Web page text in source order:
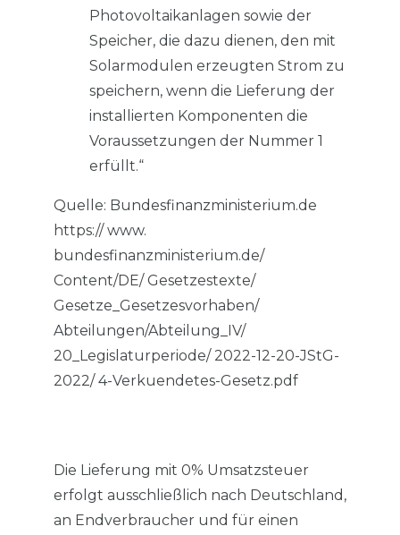
Photovoltaikanlagen sowie der
Speicher, die dazu dienen, den mit
Solarmodulen erzeugten Strom zu
speichern, wenn die Lieferung der
installierten Komponenten die
Voraussetzungen der Nummer 1
erfüllt.“
Quelle: Bundesfinanzministerium.de
https:// www.
bundesfinanzministerium.de/
Content/DE/ Gesetzestexte/
Gesetze_Gesetzesvorhaben/
Abteilungen/Abteilung_IV/
20_Legislaturperiode/ 2022-12-20-JStG-
2022/ 4-Verkuendetes-Gesetz.pdf
Die Lieferung mit 0% Umsatzsteuer
erfolgt ausschließlich nach Deutschland,
an Endverbraucher und für einen